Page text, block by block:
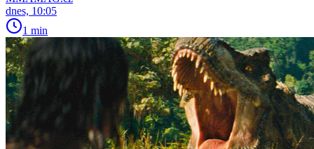
dnes, 10:05
1 min